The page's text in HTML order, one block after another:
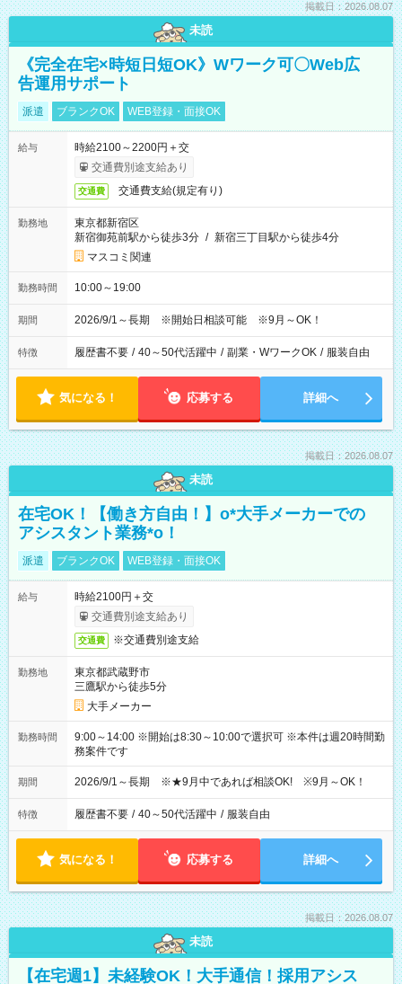
掲載日：2026.08.07
未読
《完全在宅×時短日短OK》Wワーク可〇Web広
告運用サポート
派遣 ブランクOK WEB登録・面接OK
給与
時給2100～2200円＋交
交通費別途支給あり
交通費 交通費支給(規定有り)
勤務地
東京都新宿区
新宿御苑前駅から徒歩3分 / 新宿三丁目駅から徒歩4分
マスコミ関連
勤務時間 10:00～19:00
期間 2026/9/1～長期 ※開始日相談可能 ※9月～OK！
特徴 履歴書不要 / 40～50代活躍中 / 副業・WワークOK / 服装自由
気になる！ 応募する 詳細へ
掲載日：2026.08.07
未読
在宅OK！【働き方自由！】o*大手メーカーでの
アシスタント業務*o！
派遣 ブランクOK WEB登録・面接OK
給与
時給2100円＋交
交通費別途支給あり
交通費 ※交通費別途支給
勤務地
東京都武蔵野市
三鷹駅から徒歩5分
大手メーカー
勤務時間
9:00～14:00 ※開始は8:30～10:00で選択可 ※本件は週20時間勤
務案件です
期間 2026/9/1～長期 ※★9月中であれば相談OK! ※9月～OK！
特徴 履歴書不要 / 40～50代活躍中 / 服装自由
気になる！ 応募する 詳細へ
掲載日：2026.08.07
未読
【在宅週1】未経験OK！大手通信！採用アシス